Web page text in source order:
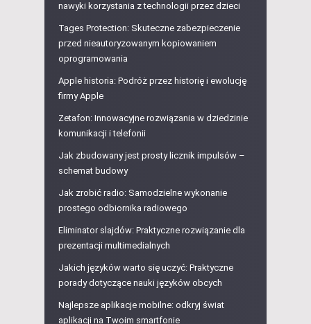
nawyki korzystania z technologii przez dzieci
Tages Protection: Skuteczne zabezpieczenie
przed nieautoryzowanym kopiowaniem
oprogramowania
Apple historia: Podróż przez historię i ewolucję
firmy Apple
Zetafon: Innowacyjne rozwiązania w dziedzinie
komunikacji i telefonii
Jak zbudowany jest prosty licznik impulsów –
schemat budowy
Jak zrobić radio: Samodzielne wykonanie
prostego odbiornika radiowego
Eliminator slajdów: Praktyczne rozwiązanie dla
prezentacji multimedialnych
Jakich języków warto się uczyć: Praktyczne
porady dotyczące nauki języków obcych
Najlepsze aplikacje mobilne: odkryj świat
aplikacji na Twoim smartfonie